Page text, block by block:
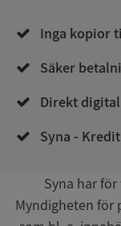
Inga kopior
Säker
Direkt
Syna -
Syna har
Myndigheten för